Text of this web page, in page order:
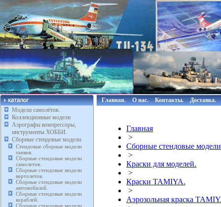
Модели самолётов.
Коллекционные модели
Аэрографы компрессоры,
инструменты ХОББИ.
Сборные стендовые модели.
Стендовые сборные модели
танков.
Сборные стендовые модели
самолетов.
Сборные стендовые модели
вертолетов.
Сборные стендовые модели
автомобилей.
Сборные стендовые модели
кораблей.
Сборные стендовые модели
Главная. О нас. Контакты. Доставка.
Главная
>
Сборные стендовые
>
Краски для моделей.
>
Краски TAMIYA.
>
Аэрозольная краска